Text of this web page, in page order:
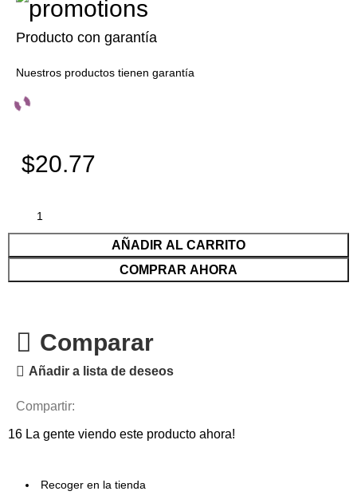
Producto con garantía
Nuestros productos tienen garantía
$20.77
AÑADIR AL CARRITO
COMPRAR AHORA
Comparar
Añadir a lista de deseos
Compartir:
16 La gente viendo este producto ahora!
Recoger en la tienda